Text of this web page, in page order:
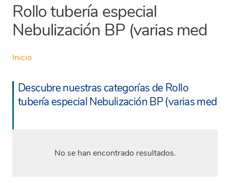
Rollo tubería especial
Nebulización BP (varias med
Inicio
Descubre nuestras categorías de Rollo
tubería especial Nebulización BP (varias med
No se han encontrado resultados.